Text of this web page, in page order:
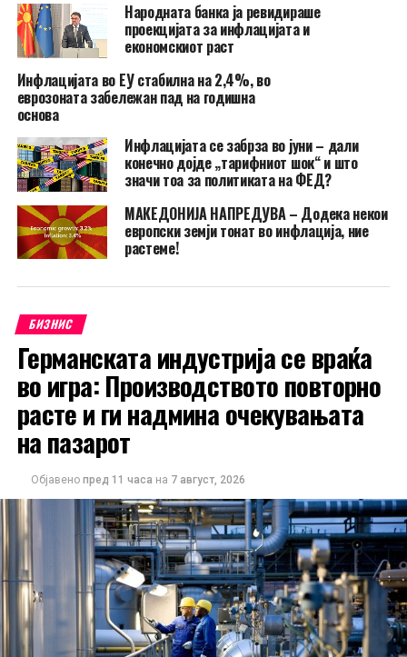
Народната банка ја ревидираше
проекцијата за инфлацијата и
економскиот раст
Инфлацијата во ЕУ стабилна на 2,4%, во
еврозоната забележан пад на годишна
основа
Инфлацијата се забрза во јуни – дали
конечно дојде „тарифниот шок“ и што
значи тоа за политиката на ФЕД?
МАКЕДОНИЈА НАПРЕДУВА – Додека некои
европски земји тонат во инфлација, ние
растеме!
БИЗНИС
Германската индустрија се враќа
во игра: Производството повторно
расте и ги надмина очекувањата
на пазарот
Објавено пред 11 часа на 7 август, 2026